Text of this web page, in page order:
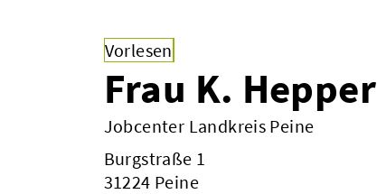
Vorlesen
Frau K. Hepper
Jobcenter Landkreis Peine
Burgstraße 1
31224 Peine